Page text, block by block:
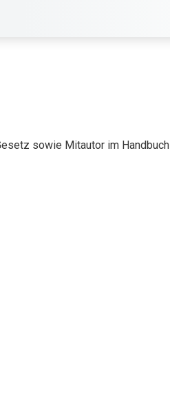
sowie Mitautor im Handbuch